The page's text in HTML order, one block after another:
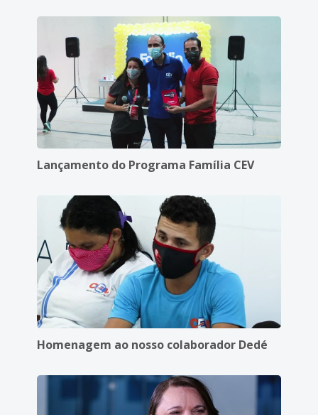
Lançamento do Programa Família CEV
Homenagem ao nosso colaborador Dedé